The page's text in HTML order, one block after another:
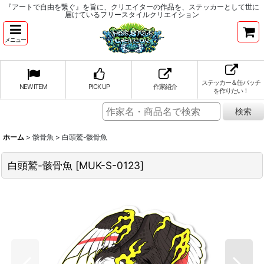
『アートで自由を繋ぐ』を旨に、クリエイターの作品を、ステッカーとして世に
届けているフリースタイルクリエイション
メニュー
NEW ITEM PICK UP 作家紹介
ステッカー＆缶バッチ
を作りたい！
ホーム > 骸骨魚 > 白頭鷲-骸骨魚
白頭鷲-骸骨魚 [MUK-S-0123]